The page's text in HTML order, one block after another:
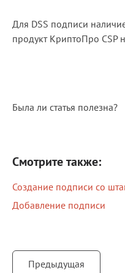
Для DSS подписи
продукт КриптоПро CSP
Была ли статья полезна?
Смотрите также:
Создание подписи со
Добавление подписи
Предыдущая